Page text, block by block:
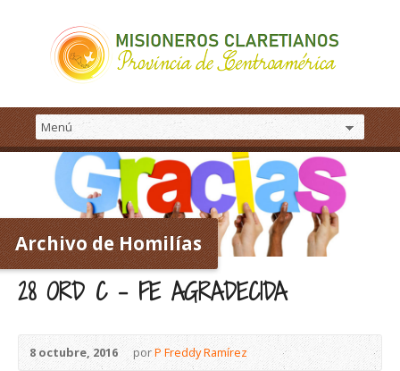
Archivo de Homilías
28 ORD C – FE AGRADECIDA
8 octubre, 2016 porP Freddy Ramírez